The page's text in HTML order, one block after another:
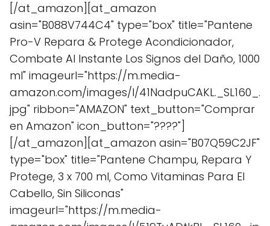
[/at_amazon][at_amazon
asin="B088V744C4" type="box" title="Pantene
Pro-V Repara & Protege Acondicionador,
Combate Al Instante Los Signos del Daño, 1000
ml" imageurl="https://m.media-
amazon.com/images/I/41NadpuCAKL._SL160_.
jpg" ribbon="AMAZON" text_button="Comprar
en Amazon" icon_button="????"]
[/at_amazon][at_amazon asin="B07Q59C2JF"
type="box" title="Pantene Champu, Repara Y
Protege, 3 x 700 ml, Como Vitaminas Para El
Cabello, Sin Siliconas"
imageurl="https://m.media-